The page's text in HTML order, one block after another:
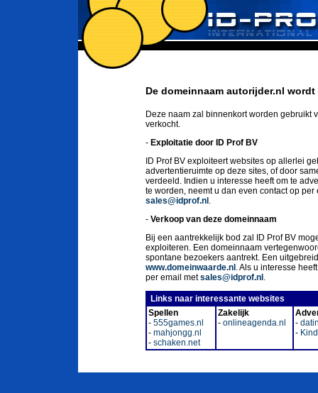
De domeinnaam autorijder.nl
Deze naam zal binnenkort worden gebruikt
verkocht.
- Exploitatie door ID Prof BV
ID Prof BV exploiteert websites op allerlei
advertentieruimte op deze sites, of door
verdeeld. Indien u interesse heeft om te
te worden, neemt u dan even contact op
sales@idprof.nl .
- Verkoop van deze domeinnaam
Bij een aantrekkelijk bod zal ID Prof BV
exploiteren. Een domeinnaam
spontane bezoekers aantrekt. Een
www.domeinwaarde.nl . Als u interesse
per email metsales@idprof.nl .
Links naar interessante websites
Spellen
- 555games.nl
- mahjongg.nl
- schaken.net
Zakelijk
- onlineagenda.nl
-
-